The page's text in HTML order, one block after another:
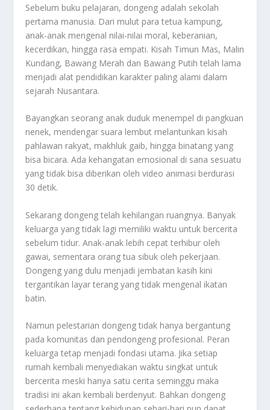
Sebelum buku pelajaran, dongeng adalah sekolah
pertama manusia. Dari mulut para tetua kampung,
anak-anak mengenal nilai-nilai moral, keberanian,
kecerdikan, hingga rasa empati. Kisah Timun Mas, Malin
Kundang, Bawang Merah dan Bawang Putih telah lama
menjadi alat pendidikan karakter paling alami dalam
sejarah Nusantara.
Bayangkan seorang anak duduk menempel di pangkuan
nenek, mendengar suara lembut melantunkan kisah
pahlawan rakyat, makhluk gaib, hingga binatang yang
bisa bicara. Ada kehangatan emosional di sana sesuatu
yang tidak bisa diberikan oleh video animasi berdurasi
30 detik.
Sekarang dongeng telah kehilangan ruangnya. Banyak
keluarga yang tidak lagi memiliki waktu untuk bercerita
sebelum tidur. Anak-anak lebih cepat terhibur oleh
gawai, sementara orang tua sibuk oleh pekerjaan.
Dongeng yang dulu menjadi jembatan kasih kini
tergantikan layar terang yang tidak mengenal ikatan
batin.
Namun pelestarian dongeng tidak hanya bergantung
pada komunitas dan pendongeng profesional. Peran
keluarga tetap menjadi fondasi utama. Jika setiap
rumah kembali menyediakan waktu singkat untuk
bercerita meski hanya satu cerita seminggu maka
tradisi ini akan kembali berdenyut. Bahkan dongeng